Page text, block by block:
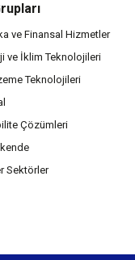
ve Finansal Hizmetler
ve İklim Teknolojileri
Teknolojileri
Çözümleri
Sektörler